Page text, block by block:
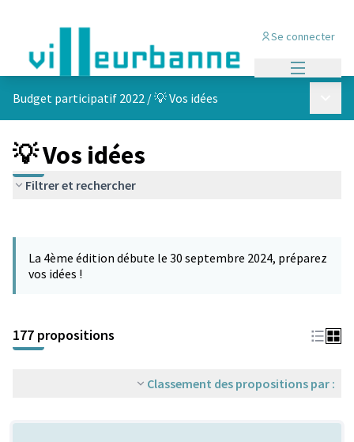
Se connecter
Budget participatif 2022 /💡 Vos idées
💡 Vos idées
Filtrer et rechercher
−
La 4ème édition débute le 30 septembre 2024, préparez
vos idées !
177 propositions
Classement des propositions par :